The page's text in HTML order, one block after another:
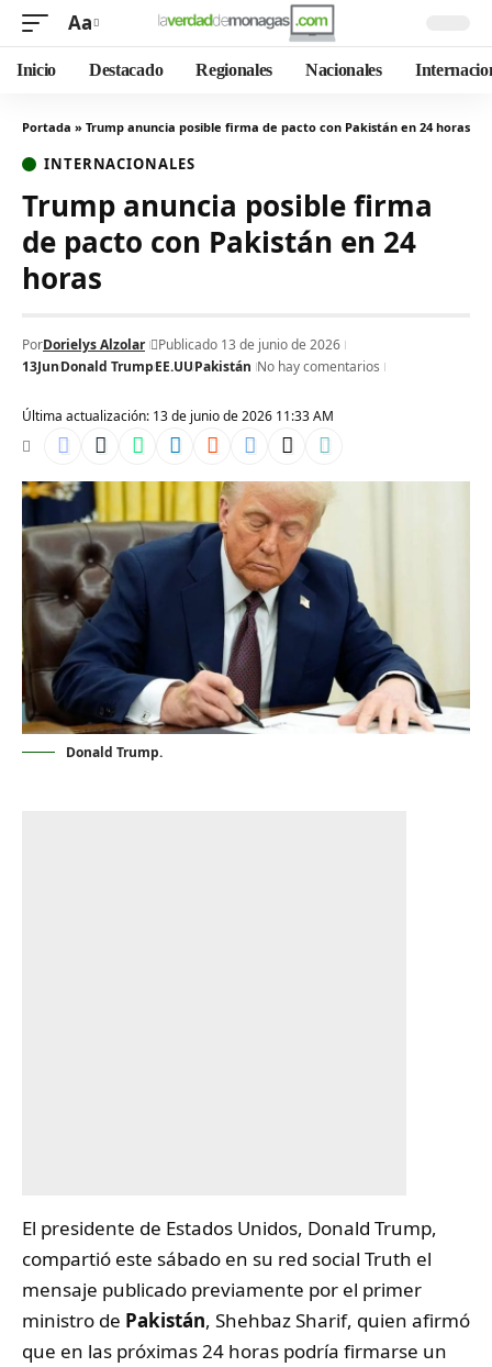
Aa
Inicio Destacado Regionales Nacionales
Portada » Trump anuncia posible firma de pacto con Pakistán en 24 horas
INTERNACIONALES
Trump anuncia posible firma
de pacto con Pakistán en 24
horas
Última actualización: 13 de junio de 2026 11:33 AM
PorDorielys Alzolar
Publicado 13 de junio de 2026
13JunDonald TrumpEE.UUPakistán No hay comentarios
Donald Trump.
El presidente de Estados Unidos, Donald Trump,
compartió este sábado en su red social Truth el
mensaje publicado previamente por el primer
ministro de Pakistán, Shehbaz Sharif, quien afirmó
que en las próximas 24 horas podría firmarse un